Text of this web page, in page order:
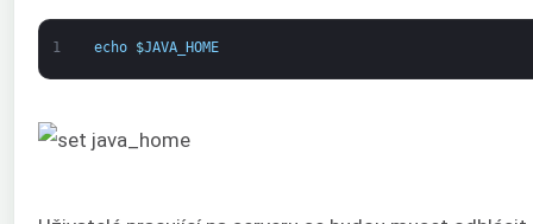
1 echo $JAVA_HOME